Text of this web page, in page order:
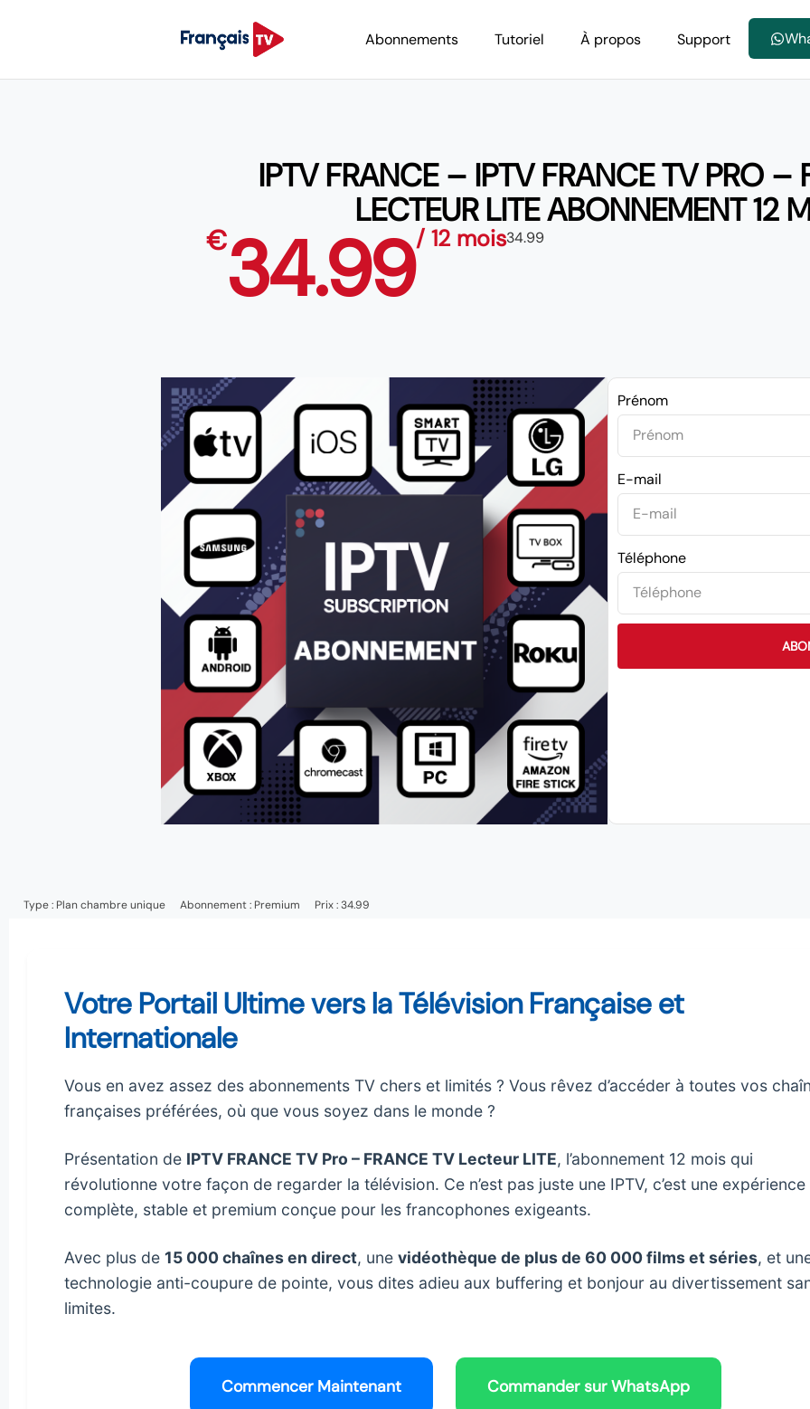
Abonnements Tutoriel À propos Support
IPTV FRANCE – IPTV FRANCE TV PRO –
LECTEUR LITE ABONNEMENT 12
€34.99/ 12 mois34.99
Prénom
E-mail
Téléphone
Type : Plan chambre unique Abonnement : Premium Prix : 34.99
Votre Portail Ultime vers la Télévision Française et
Internationale
Vous en avez assez des abonnements TV chers et limités ? Vous rêvez d’accéder à toutes vos
françaises préférées, où que vous soyez dans le monde ?
Présentation de IPTV FRANCE TV Pro – FRANCE TV Lecteur LITE, l’abonnement 12 mois qui
révolutionne votre façon de regarder la télévision. Ce n’est pas juste une IPTV, c’est une expérience
complète, stable et premium conçue pour les francophones exigeants.
Avec plus de 15 000 chaînes en direct, une vidéothèque de plus de 60 000 films et séries, et
technologie anti-coupure de pointe, vous dites adieu aux buffering et bonjour au divertissement
limites.
Commencer Maintenant Commander sur WhatsApp